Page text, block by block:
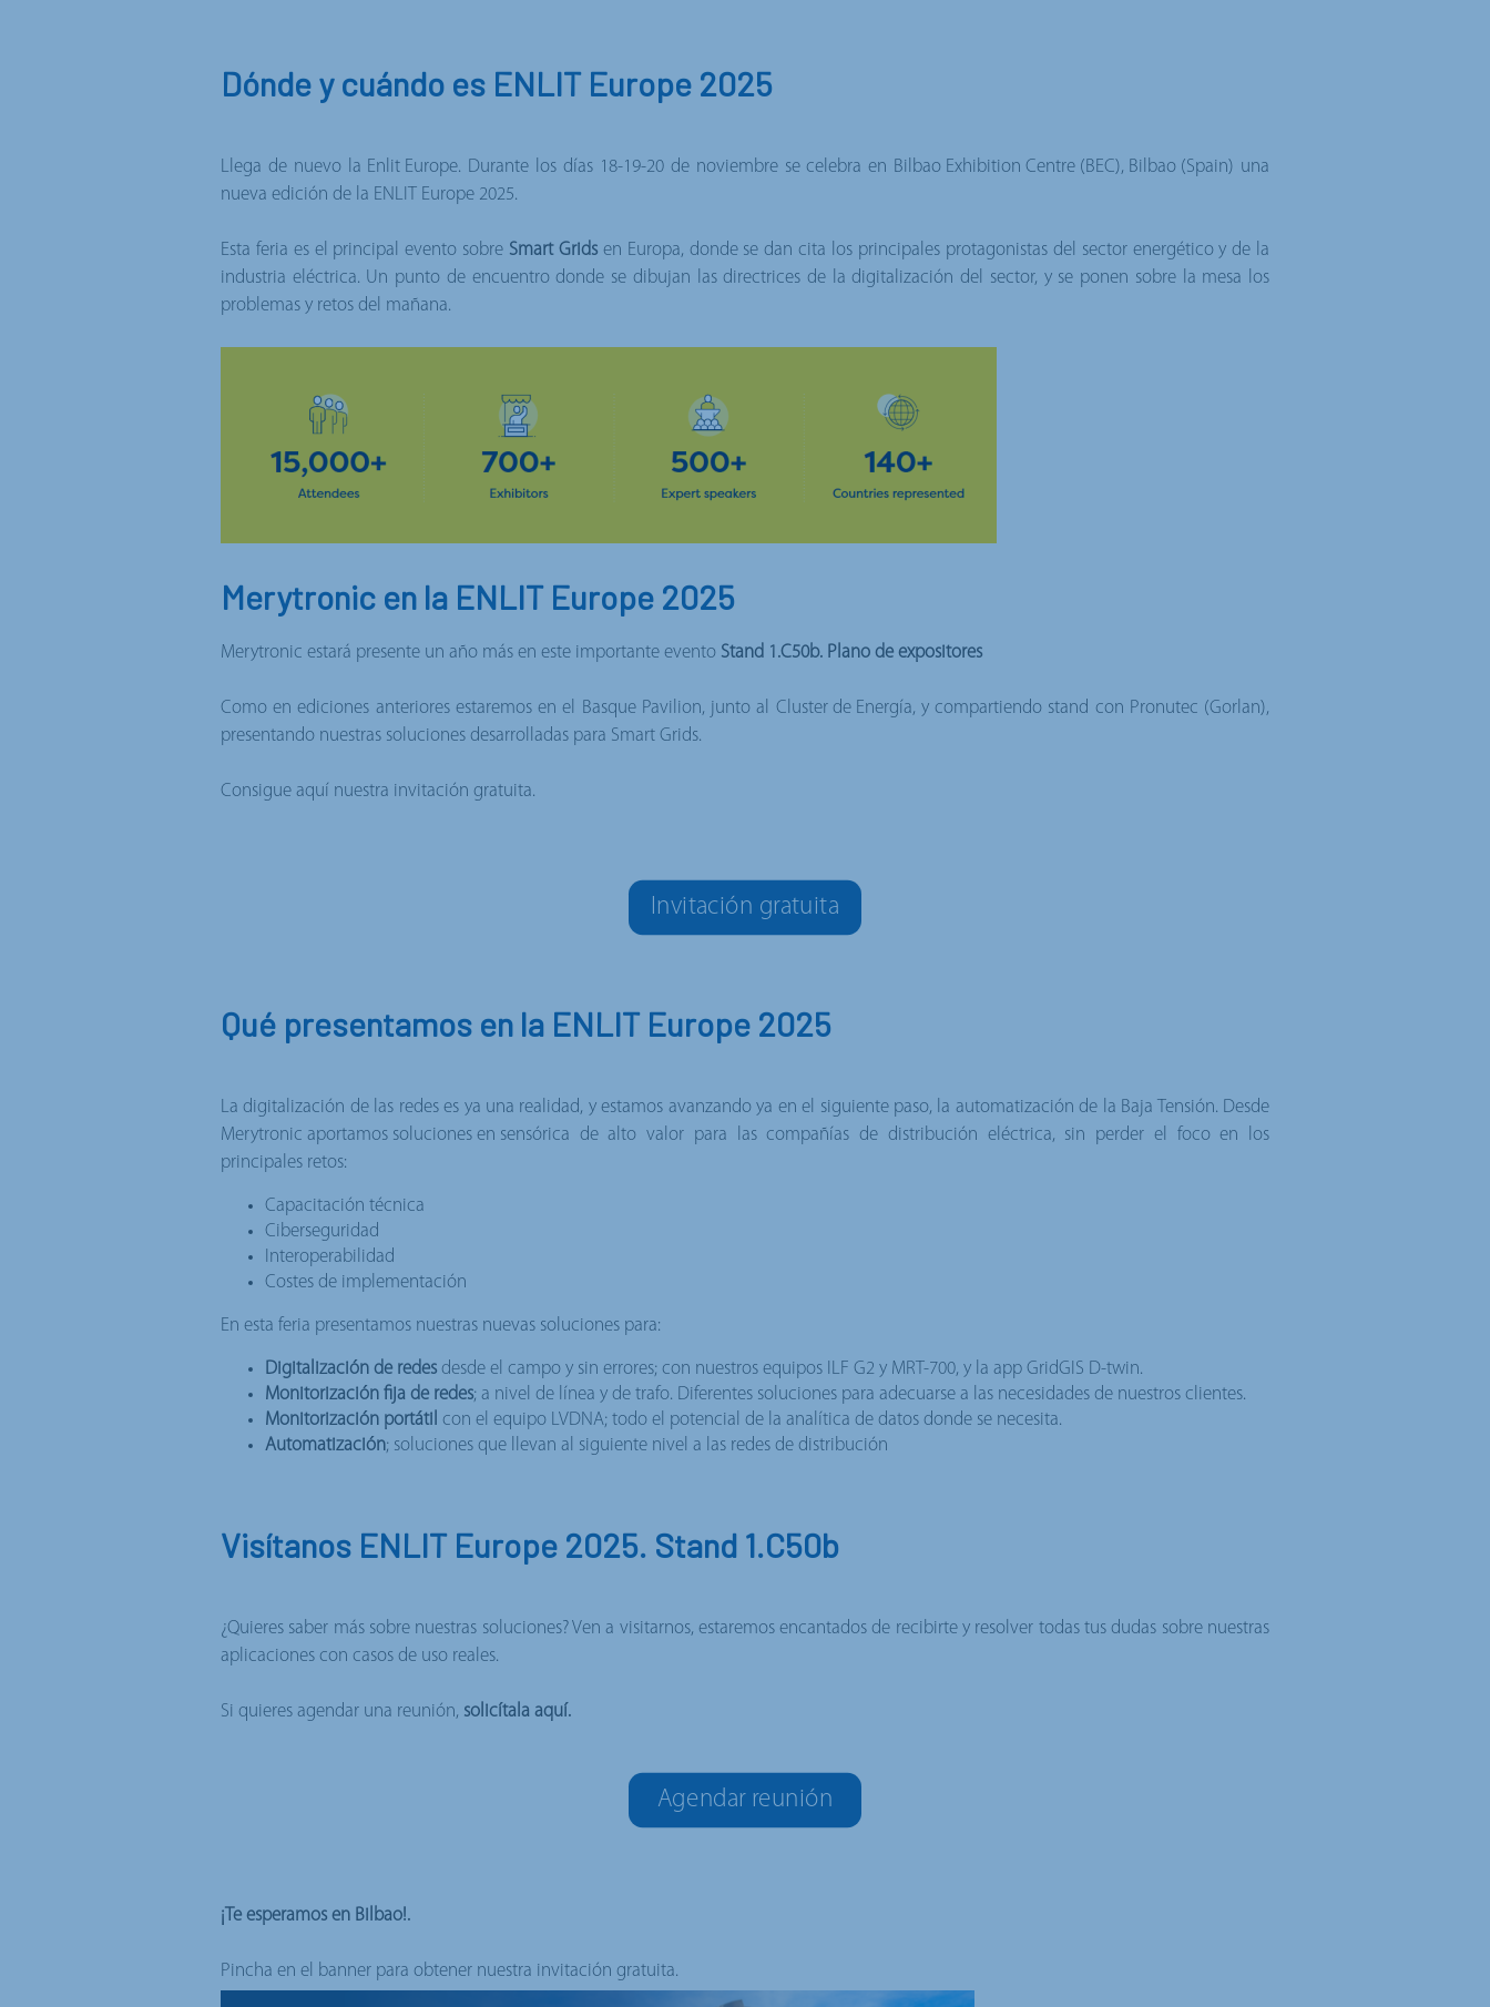
Dónde y cuándo es ENLIT Europe 2025
Llega de nuevo la Enlit Europe. Durante los días 18-19-20 de noviembre se celebra en Bilbao Exhibition Centre (BEC), Bilbao (Spain) una
nueva edición de la ENLIT Europe 2025.
Esta feria es el principal evento sobre Smart Gridsen Europa, donde se dan cita los principales protagonistas del sector energético y de la
industria eléctrica. Un punto de encuentro donde se dibujan las directrices de la digitalización del sector, y se ponen sobre la mesa los
problemas y retos del mañana.
Merytronic en la ENLIT Europe 2025
Merytronic estará presente un año más en este importante evento Stand 1.C50b. Plano de expositores
Como en ediciones anteriores estaremos en el Basque Pavilion, junto al Cluster de Energía, y compartiendo stand con Pronutec (Gorlan),
presentando nuestras soluciones desarrolladas para Smart Grids.
Consigue aquí nuestra invitación gratuita.
Invitación gratuita
Qué presentamos en la ENLIT Europe 2025
La digitalización de las redes es ya una realidad, y estamos avanzando ya en el siguiente paso, la automatización de la Baja Tensión. Desde
Merytronic aportamos soluciones en sensórica de alto valor para las compañías de distribución eléctrica, sin perder el foco en los
principales retos:
Capacitación técnica
Ciberseguridad
Interoperabilidad
Costes de implementación
En esta feria presentamos nuestras nuevas soluciones para:
Digitalización de redesdesde el campo y sin errores; con nuestros equipos ILF G2 yMRT-700, y la app GridGIS D-twin.
Monitorización fija de redes; a nivel de línea y de trafo. Diferentes soluciones para adecuarse a las necesidades de nuestros clientes.
Monitorización portátil
con el equipo LVDNA; todo el potencial de la analítica de datos donde se necesita.
Automatización; soluciones que llevan al siguiente nivel a las redes de distribución
Visítanos ENLIT Europe 2025. Stand 1.C50b
¿Quieres saber más sobre nuestras soluciones? Ven a visitarnos, estaremos encantados de recibirte y resolver todas tus dudas sobre nuestras
aplicaciones con casos de uso reales.
Si quieres agendar una reunión, solicítala aquí.
Agendar reunión
¡Te esperamos en Bilbao!.
Pincha en el banner para obtener nuestra invitación gratuita.